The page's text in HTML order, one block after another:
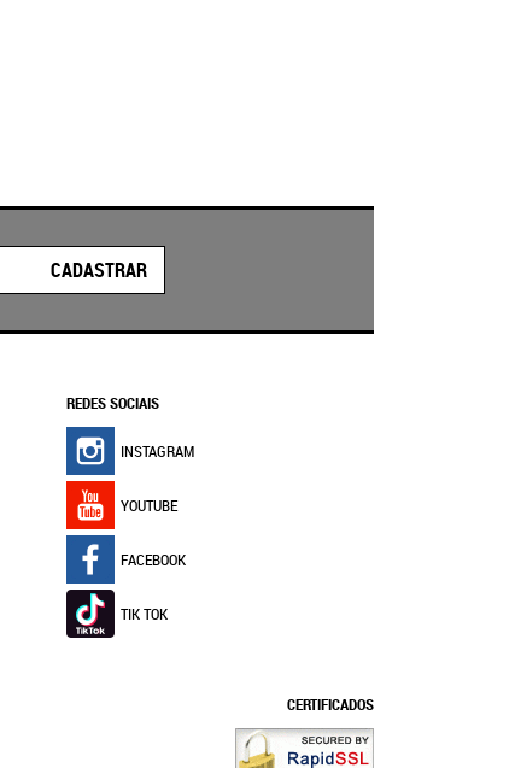
CADASTRAR
REDES SOCIAIS
INSTAGRAM
YOUTUBE
FACEBOOK
TIK TOK
CERTIFICADOS